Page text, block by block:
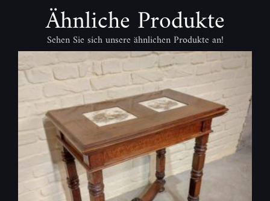
Ähnliche Produkte
Sehen Sie sich unsere ähnlichen Produkte an!